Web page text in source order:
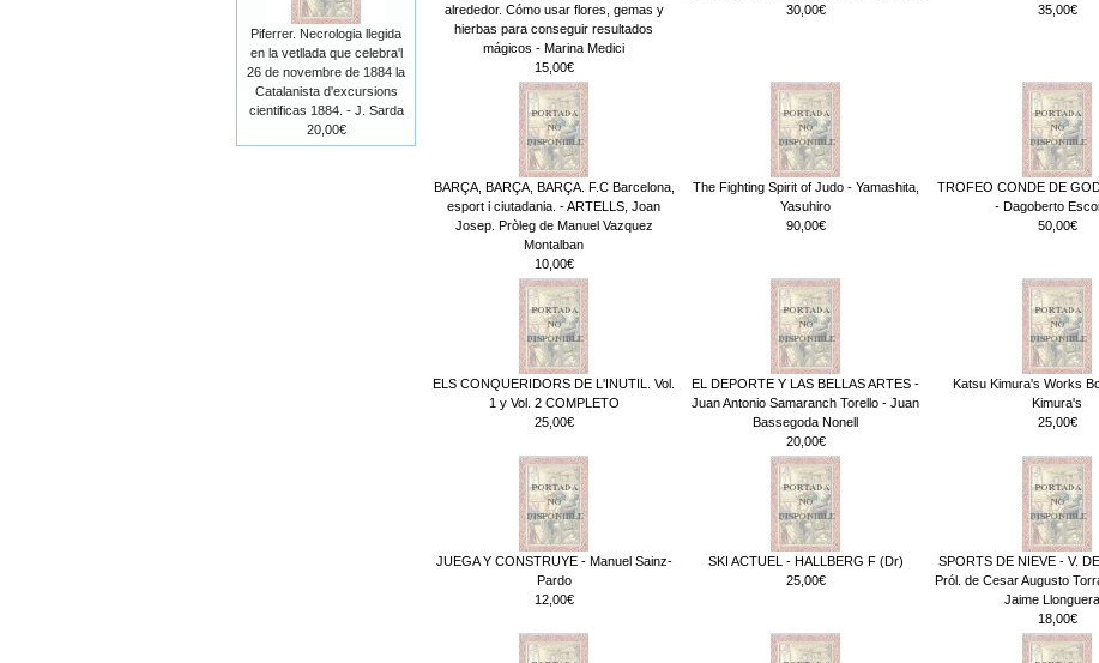
alrededor. Cómo usar flores, gemas y
hierbas para conseguir resultados
mágicos - Marina Medici
15,00€
30,00€
35,00€
BARÇA, BARÇA, BARÇA. F.C Barcelona,
esport i ciutadania. - ARTELLS, Joan
Josep. Pròleg de Manuel Vazquez
Montalban
10,00€
The Fighting Spirit of Judo - Yamashita,
Yasuhiro
90,00€
TROFEO CONDE DE
- Dagoberto
50,00€
ELS CONQUERIDORS DE L'INUTIL. Vol.
1 y Vol. 2 COMPLETO
25,00€
EL DEPORTE Y LAS BELLAS ARTES -
Juan Antonio Samaranch Torello - Juan
Bassegoda Nonell
20,00€
Katsu Kimura's Works
Kimura's
25,00€
JUEGA Y CONSTRUYE - Manuel Sainz-
Pardo
12,00€
SKI ACTUEL - HALLBERG F (Dr)
25,00€
SPORTS DE NIEVE - V.
Pról. de Cesar Augusto
Jaime
18,00€
Piferrer. Necrologia llegida
en la vetllada que celebra'l
26 de novembre de 1884 la
Catalanista d'excursions
cientificas 1884. - J. Sarda
20,00€